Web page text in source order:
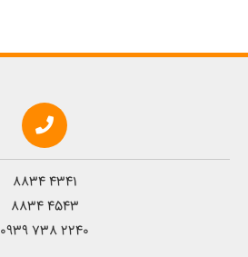
8834 4341
8834 4543
0939 738 2240